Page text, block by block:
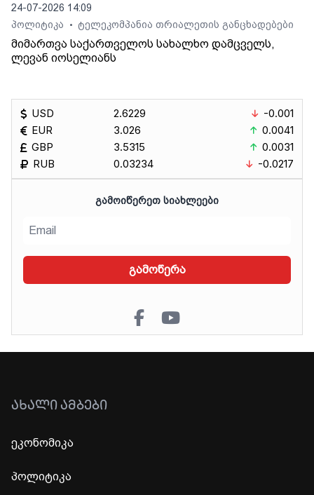
24-07-2026 14:09
პოლიტიკა
• ტელეკომპანია თრიალეთის განცხადებები
მიმართვა საქართველოს სახალხო დამცველს,
ლევან იოსელიანს
USD
EUR
GBP
RUB
2.6229
3.026
3.5315
0.03234
-0.001
0.0041
0.0031
-0.0217
ᲒᲐᲛᲝᲘᲬᲔᲠᲔᲗ ᲡᲘᲐᲮᲚᲔᲔᲑᲘ
გამოწერა
ᲐᲮᲐᲚᲘ ᲐᲛᲑᲔᲑᲘ
ეკონომიკა
პოლიტიკა